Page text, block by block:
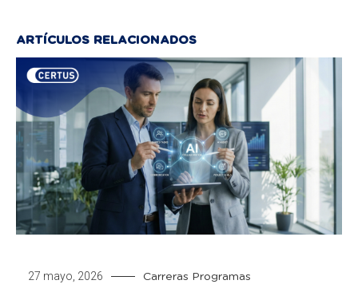
ARTÍCULOS RELACIONADOS
27 mayo, 2026 Carreras Programas